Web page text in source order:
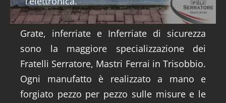
Grate, inferriate e Inferriate di sicurezza
sono la maggiore specializzazione dei
Fratelli Serratore, Mastri Ferrai in Trisobbio.
Ogni manufatto è realizzato a mano e
forgiato pezzo per pezzo sulle misure e le